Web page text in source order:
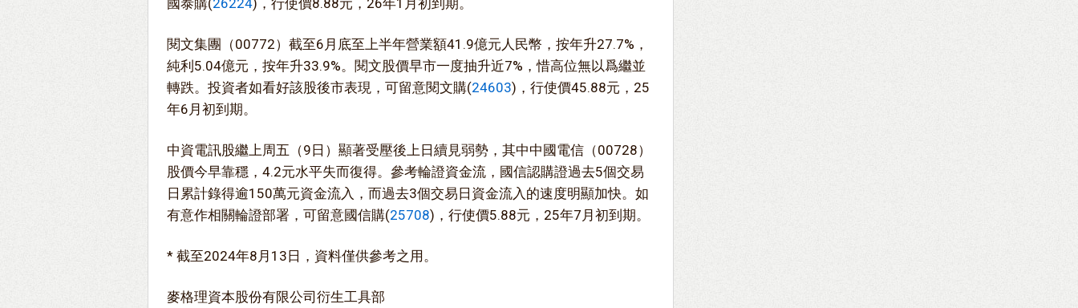
國泰購(26224)，行使價8.88元，26年1月初到期。
閱文集團（00772）截至6月底至上半年營業額41.9億元人民幣，按年升27.7%，
純利5.04億元，按年升33.9%。閱文股價早市一度抽升近7%，惜高位無以爲繼並
轉跌。投資者如看好該股後市表現，可留意閱文購(24603)，行使價45.88元，25
年6月初到期。
中資電訊股繼上周五（9日）顯著受壓後上日續見弱勢，其中中國電信（00728）
股價今早靠穩，4.2元水平失而復得。參考輪證資金流，國信認購證過去5個交易
日累計錄得逾150萬元資金流入，而過去3個交易日資金流入的速度明顯加快。如
有意作相關輪證部署，可留意國信購(25708)，行使價5.88元，25年7月初到期。
* 截至2024年8月13日，資料僅供參考之用。
麥格理資本股份有限公司衍生工具部